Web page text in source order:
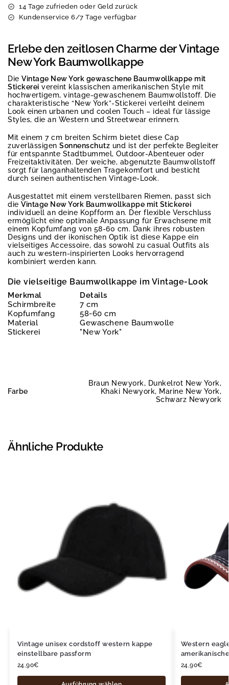
14 Tage zufrieden oder Geld zurück
Kundenservice 6/7 Tage verfügbar
Erlebe den zeitlosen Charme der Vintage
New York Baumwollkappe
Die Vintage New York gewaschene Baumwollkappe mit
Stickerei vereint klassischen amerikanischen Style mit
hochwertigem, vintage-gewaschenem Baumwollstoff. Die
charakteristische “New York”-Stickerei verleiht deinem
Look einen urbanen und coolen Touch – ideal für lässige
Styles, die an Western und Streetwear erinnern.
Mit einem 7 cm breiten Schirm bietet diese Cap
zuverlässigen Sonnenschutz und ist der perfekte Begleiter
für entspannte Stadtbummel, Outdoor-Abenteuer oder
Freizeitaktivitäten. Der weiche, abgenutzte Baumwollstoff
sorgt für langanhaltenden Tragekomfort und besticht
durch seinen authentischen Vintage-Look.
Ausgestattet mit einem verstellbaren Riemen, passt sich
die Vintage New York Baumwollkappe mit Stickerei
individuell an deine Kopfform an. Der flexible Verschluss
ermöglicht eine optimale Anpassung für Erwachsene mit
einem Kopfumfang von 58-60 cm. Dank ihres robusten
Designs und der ikonischen Optik ist diese Kappe ein
vielseitiges Accessoire, das sowohl zu casual Outfits als
auch zu western-inspirierten Looks hervorragend
kombiniert werden kann.
Die vielseitige Baumwollkappe im Vintage-Look
Merkmal
Details
Schirmbreite
7 cm
Kopfumfang
58-60 cm
Material
Gewaschene Baumwolle
Stickerei
"New York"
Farbe
Braun Newyork, Dunkelrot New York,
Khaki Newyork, Marine New York,
Schwarz Newyork
Ähnliche Produkte
Vintage unisex cordstoff western kappe
einstellbare passform
24,90€
Western
24,90€